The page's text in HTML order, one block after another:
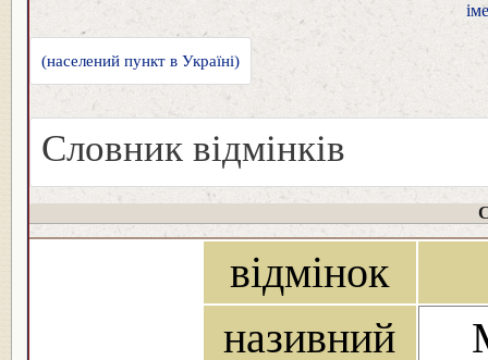
(населений пункт в Україні)
Словник відмінків
відмінок
називний